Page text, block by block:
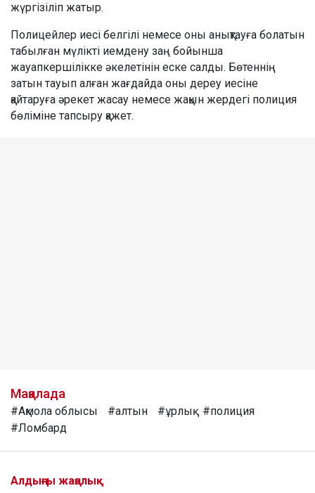
жүргізіліп жатыр.
Полицейлер иесі белгілі немесе оны анықтауға болатын
табылған мүлікті иемдену заң бойынша
жауапкершілікке әкелетінін еске салды. Бөтеннің
затын тауып алған жағдайда оны дереу иесіне
қайтаруға әрекет жасау немесе жақын жердегі полиция
бөліміне тапсыру қажет.
Мақалада
#Ақмола облысы #алтын #ұрлық
#полиция
#Ломбард
Алдыңғы жаңалық